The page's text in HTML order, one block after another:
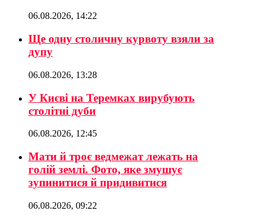
06.08.2026, 14:22
Ще одну столичну курвоту взяли за
дупу
06.08.2026, 13:28
У Києві на Теремках вирубують
столітні дуби
06.08.2026, 12:45
Мати й троє ведмежат лежать на
голій землі. Фото, яке змушує
зупинитися й придивитися
06.08.2026, 09:22